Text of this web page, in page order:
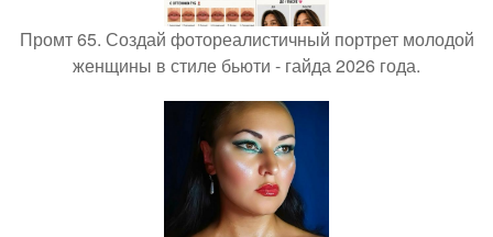
Промт 65. Создай фотореалистичный портрет молодой
женщины в стиле бьюти - гайда 2026 года.